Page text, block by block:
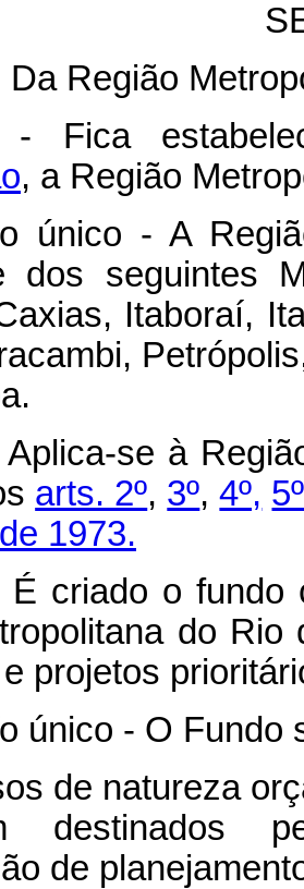
Da Região
Fica
, a Região
único - A
dos seguintes
Itaboraí,
se à
arts. 2º, 3º,4º, 5º
1973.
criado o fundo
do
projetos
único - O Fundo
de natureza
destinados
de